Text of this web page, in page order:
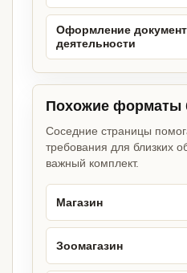
Оформление
деятельности
Похожие форматы
Соседние страницы
требования для близких
важный комплект.
Магазин
Зоомагазин